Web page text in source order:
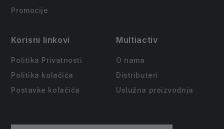
Promocije
Korisni linkovi
Politika Privatnosti
Politika kolačića
Postavke kolačića
Multiactiv
O nama
Distributeri
Uslužna proizvodnja